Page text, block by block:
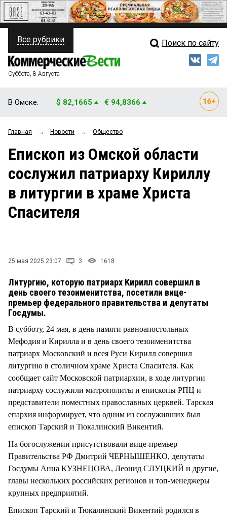
ПОЛИТИКА
ФИНАНСЫ
ОБЩЕСТВО
ЗАКОН
НОВОСТИ КОМПАНИЙ
Свежий выпуск
Рейтинги
Блоги
Архив
Все рубрики Поиск по сайту
Суббота, 8 Августа
В Омске: $ 82,1665 € 94,8366
Главная → Новости → Общество
Епископ из Омской области
сослужил патриарху Кириллу
в литургии в храме Христа
Спасителя
25 мая 2025 23:07 3 1618
Литургию, которую патриарх Кирилл совершил в
день своего тезоименитства, посетили вице-
премьер федерального правительства и депутаты
Госдумы.
В субботу, 24 мая, в день памяти равноапостольных
Мефодия и Кирилла и в день своего тезоименитства
патриарх Московский и всея Руси Кирилл совершил
литургию в столичном храме Христа Спасителя. Как
сообщает сайт Московской патриархии, в ходе литургии
патриарху сослужили митрополиты и епископы РПЦ и
представители поместных православных церквей. Тарская
епархия информирует, что одним из сослуживших был
епископ Тарский и Тюкалинский Викентий.
На богослужении присутствовали вице-премьер
Правительства РФ Дмитрий ЧЕРНЫШЕНКО, депутаты
Госдумы Анна КУЗНЕЦОВА, Леонид СЛУЦКИЙ и другие,
главы нескольких российских регионов и топ-менеджеры
крупных предприятий.
Епископ Тарский и Тюкалинский Викентий родился в